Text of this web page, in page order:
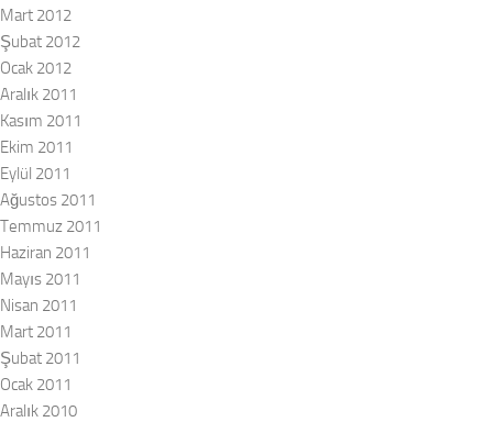
Mart 2012
Şubat 2012
Ocak 2012
Aralık 2011
Kasım 2011
Ekim 2011
Eylül 2011
Ağustos 2011
Temmuz 2011
Haziran 2011
Mayıs 2011
Nisan 2011
Mart 2011
Şubat 2011
Ocak 2011
Aralık 2010